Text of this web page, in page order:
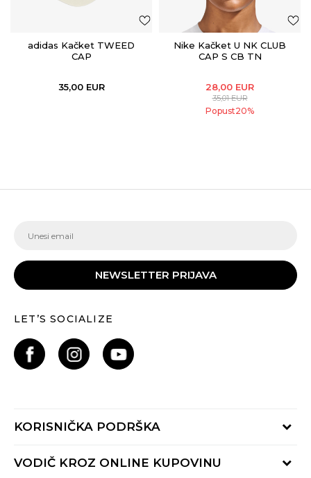
adidas Kačket TWEED
CAP
35,00 EUR
Nike Kačket U NK CLUB
CAP S CB TN
28,00 EUR
35,01EUR
Popust20%
NEWSLETTER PRIJAVA
LET’S SOCIALIZE
KORISNIČKA PODRŠKA
Provjeri status porudžbine
VODIČ KROZ ONLINE KUPOVINU